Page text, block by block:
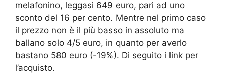
melafonino, leggasi 649 euro, pari ad uno
sconto del 16 per cento. Mentre nel primo caso
il prezzo non è il più basso in assoluto ma
ballano solo 4/5 euro, in quanto per averlo
bastano 580 euro (-19%). Di seguito i link per
l’acquisto.